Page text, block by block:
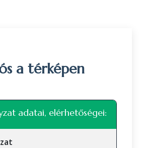
a térképen
adatai, elérhetőségei: